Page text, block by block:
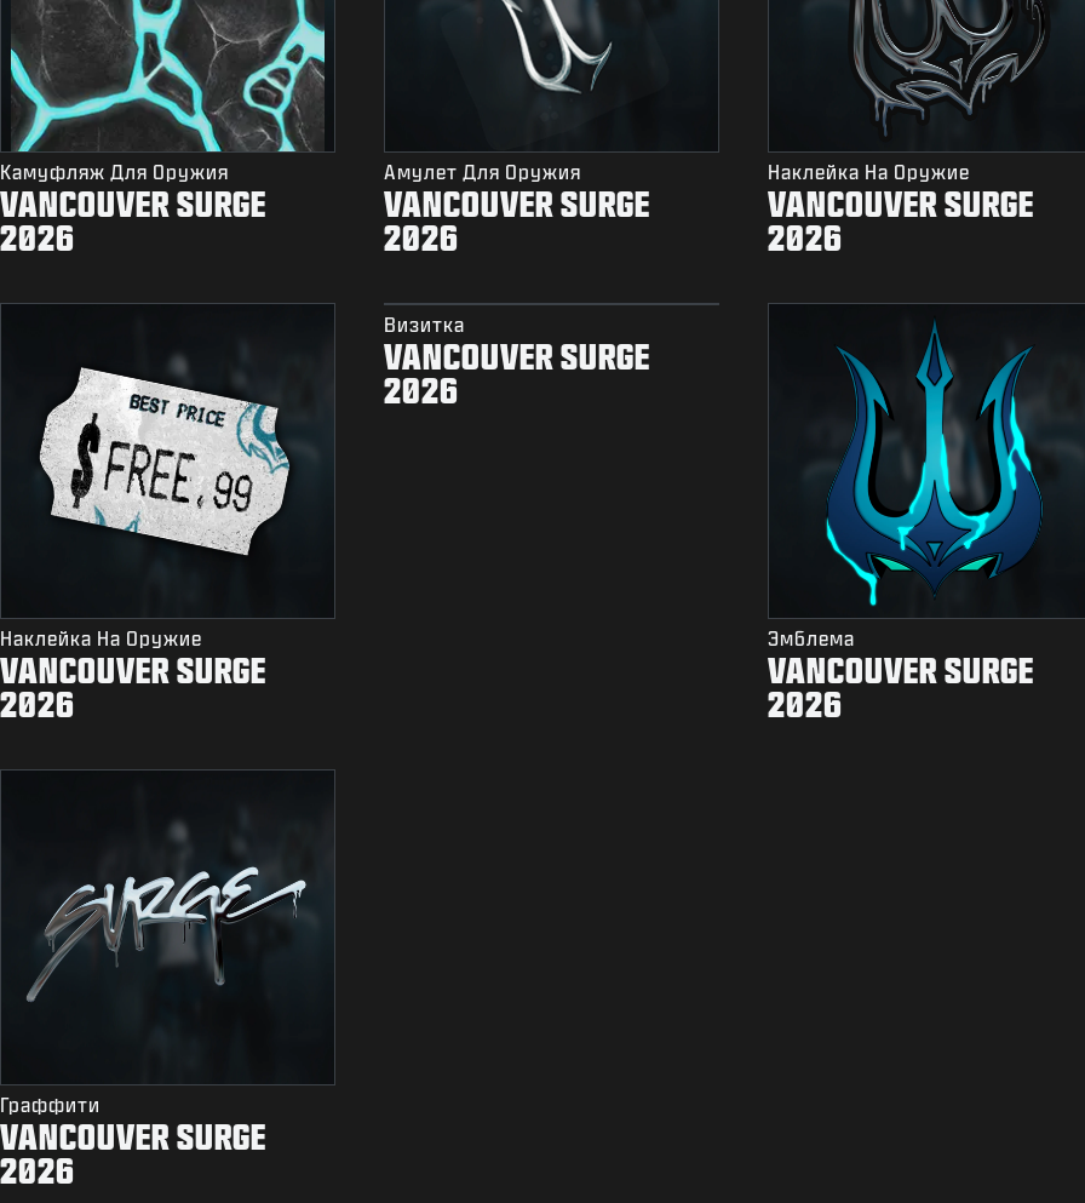
Камуфляж Для Оружия
VANCOUVER SURGE
2026
Амулет Для Оружия
VANCOUVER SURGE
2026
Наклейка На Оружие
VANCOUVER SURGE
2026
Наклейка На Оружие
VANCOUVER SURGE
2026
Визитка
VANCOUVER SURGE
2026
Эмблема
VANCOUVER SURGE
2026
Граффити
VANCOUVER SURGE
2026